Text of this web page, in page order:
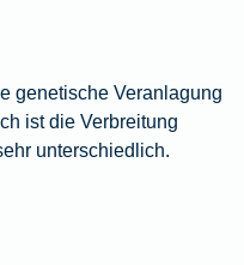
genetische Veranlagung
ist die Verbreitung
unterschiedlich.